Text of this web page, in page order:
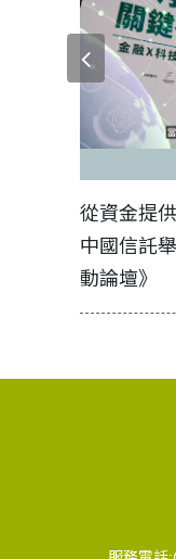
到淨零永續轉型
《2025淨零永續